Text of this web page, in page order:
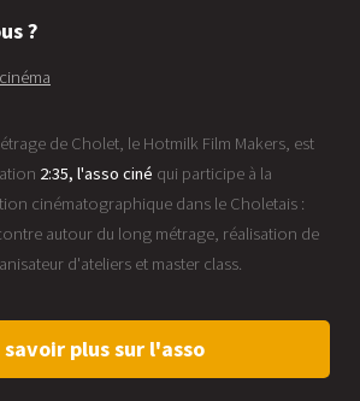
?
de Cholet, le Hotmilk Film Makers, est
2:35, l'asso ciné qui participe à la
cinématographique dans le Choletais :
autour du long métrage, réalisation de
d'ateliers et master class.
savoir plus sur l'asso